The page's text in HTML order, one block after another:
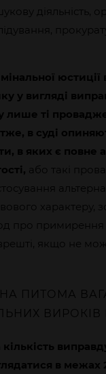
діяльність,
юстиції
у вигляді
лише ті
в суді
в яких є повне
або такі
характеру,
про
якщо не
ПИТОМА
ВИРОКІВ
в межах